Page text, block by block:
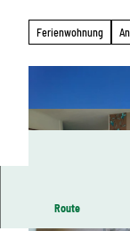
Ferienwohnung
Route